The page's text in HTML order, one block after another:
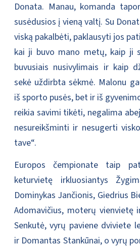
Donata. Manau, komanda
susėdusios į vieną valtį. Su
viską pakalbėti, paklausyti jos
kai ji buvo mano metų, kaip ji
buvusiais nusivylimais ir kaip
sekė uždirbta sėkmė. Malonu
iš sporto pusės, bet ir iš
reikia savimi tikėti, negalima
nesureikšminti ir nesugerti
tave“.
Europos čempionate taip
keturvietę irkluosiantys
Dominykas Jančionis, Giedrius
Adomavičius, moterų vienvietę
Senkutė, vyrų paviene dviviete
ir Domantas Stankūnai, o vyrų